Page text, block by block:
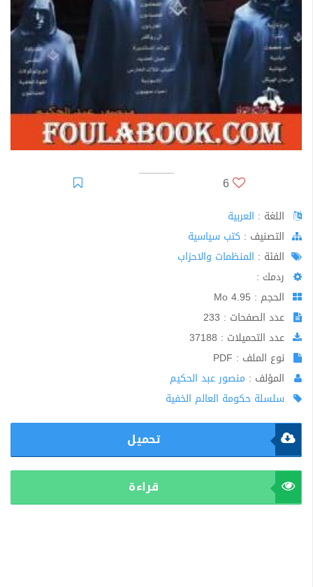
6
اللغة : العربية
اﻟﺘﺼﻨﻴﻒ : كتب سياسية
الفئة : المنظمات والاحزاب
ردمك :
الحجم : 4.95 Mo
عدد الصفحات : 233
عدد التحميلات : 37188
نوع الملف : PDF
المؤلف : منصور عبد الحكيم
سلسلة حكومة العالم الخفية
تحميل
قراءة